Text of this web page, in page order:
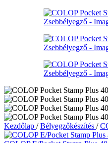
Kezdőlap / Bélyegzőkészítés /